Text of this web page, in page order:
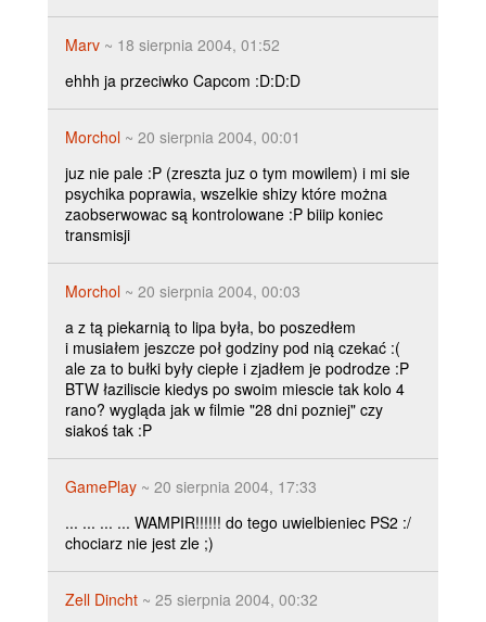
Marv ~ 18 sierpnia 2004, 01:52
ehhh ja przeciwko Capcom :D:D:D
Morchol ~ 20 sierpnia 2004, 00:01
juz nie pale :P (zreszta juz o tym mowilem) i mi sie
psychika poprawia, wszelkie shizy które można
zaobserwowac są kontrolowane :P biiip koniec
transmisji
Morchol ~ 20 sierpnia 2004, 00:03
a z tą piekarnią to lipa była, bo poszedłem
i musiałem jeszcze poł godziny pod nią czekać :(
ale za to bułki były ciepłe i zjadłem je podrodze :P
BTW łaziliscie kiedys po swoim miescie tak kolo 4
rano? wygląda jak w filmie "28 dni pozniej" czy
siakoś tak :P
GamePlay ~ 20 sierpnia 2004, 17:33
... ... ... ... WAMPIR!!!!!! do tego uwielbieniec PS2 :/
chociarz nie jest zle ;)
Zell Dincht ~ 25 sierpnia 2004, 00:32